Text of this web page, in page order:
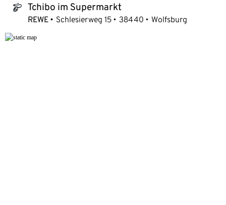
tchibo_logo Tchibo im Supermarkt
REWE Schlesierweg 15 38440 Wolfsburg